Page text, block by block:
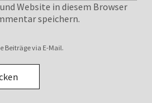
Website in diesem Browser
speichern.
Beiträge via E-Mail.